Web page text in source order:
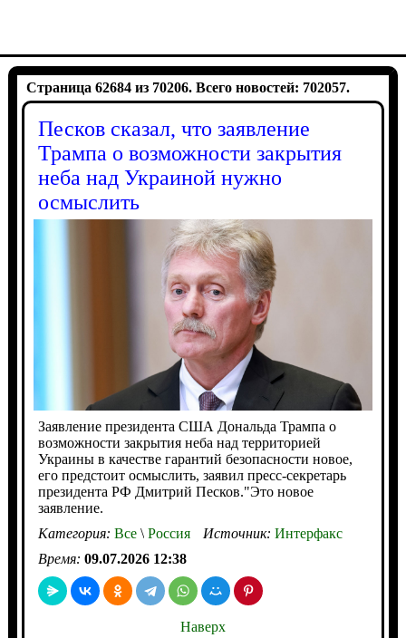
Страница 62684 из 70206. Всего новостей: 702057.
Песков сказал, что заявление
Трампа о возможности закрытия
неба над Украиной нужно
осмыслить
Заявление президента США Дональда Трампа о
возможности закрытия неба над территорией
Украины в качестве гарантий безопасности новое,
его предстоит осмыслить, заявил пресс-секретарь
президента РФ Дмитрий Песков."Это новое
заявление.
Категория: Все\Россия Источник: Интерфакс
Время: 09.07.2026 12:38
Наверх